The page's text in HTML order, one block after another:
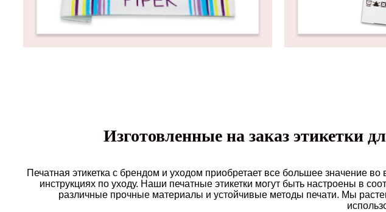
Изготовленные на заказ этикетки
Печатная этикетка с брендом и уходом приобретает все большее значение
инструкциях по уходу. Наши печатные этикетки могут быть настроены в
различные прочные материалы и устойчивые методы печати. ​​Мы